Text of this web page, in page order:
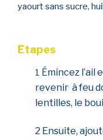
yaourt sans sucre,
Etapes
1 Émincez l’ail
revenir à feu
lentilles, le
2 Ensuite, a